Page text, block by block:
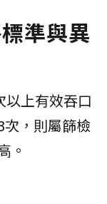
準與異
以上有效吞口
，則屬篩檢
。